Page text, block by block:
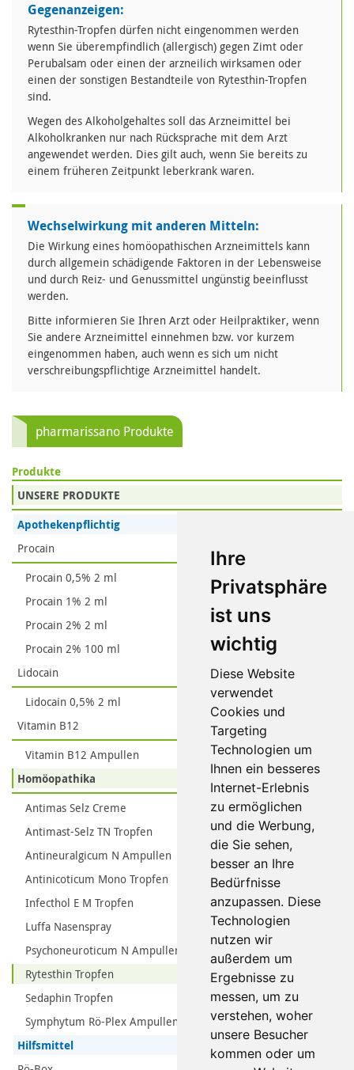
Ihre
Privatsphäre
ist uns
wichtig
Diese Website
verwendet
Cookies und
Targeting
Technologien um
Ihnen ein besseres
Internet-Erlebnis
zu ermöglichen
und die Werbung,
die Sie sehen,
besser an Ihre
Bedürfnisse
anzupassen. Diese
Technologien
nutzen wir
außerdem um
Ergebnisse zu
messen, um zu
verstehen, woher
unsere Besucher
kommen oder um
Gegenanzeigen:
Rytesthin-Tropfen dürfen nicht eingenommen werden
wenn Sie überempfindlich (allergisch) gegen Zimt oder
Perubalsam oder einen der arzneilich wirksamen oder
einen der sonstigen Bestandteile von Rytesthin-Tropfen
sind.
Wegen des Alkoholgehaltes soll das Arzneimittel bei
Alkoholkranken nur nach Rücksprache mit dem Arzt
angewendet werden. Dies gilt auch, wenn Sie bereits zu
einem früheren Zeitpunkt leberkrank waren.
Wechselwirkung mit anderen Mitteln:
Die Wirkung eines homöopathischen Arzneimittels kann
durch allgemein schädigende Faktoren in der Lebensweise
und durch Reiz- und Genussmittel ungünstig beeinflusst
werden.
Bitte informieren Sie Ihren Arzt oder Heilpraktiker, wenn
Sie andere Arzneimittel einnehmen bzw. vor kurzem
eingenommen haben, auch wenn es sich um nicht
verschreibungspflichtige Arzneimittel handelt.
pharmarissano Produkte
Produkte
UNSERE PRODUKTE
Apothekenpflichtig
Procain
Procain 0,5% 2 ml
Procain 1% 2 ml
Procain 2% 2 ml
Procain 2% 100 ml
Lidocain
Lidocain 0,5% 2 ml
Vitamin B12
Vitamin B12 Ampullen
Homöopathika
Antimas Selz Creme
Antimast-Selz TN Tropfen
Antineuralgicum N Ampullen
Antinicoticum Mono Tropfen
Infecthol E M Tropfen
Luffa Nasenspray
Psychoneuroticum N Ampullen
Rytesthin Tropfen
Sedaphin Tropfen
Symphytum Rö-Plex Ampullen
Hilfsmittel